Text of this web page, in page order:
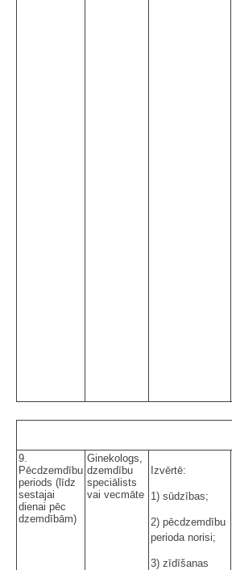
9.
Pēcdzemdību
periods (līdz
sestajai
dienai pēc
dzemdībām)
Ginekologs,
dzemdību
speciālists
vai vecmāte
Izvērtē:
1) sūdzības;
2) pēcdzemdību
perioda norisi;
3) zīdīšanas